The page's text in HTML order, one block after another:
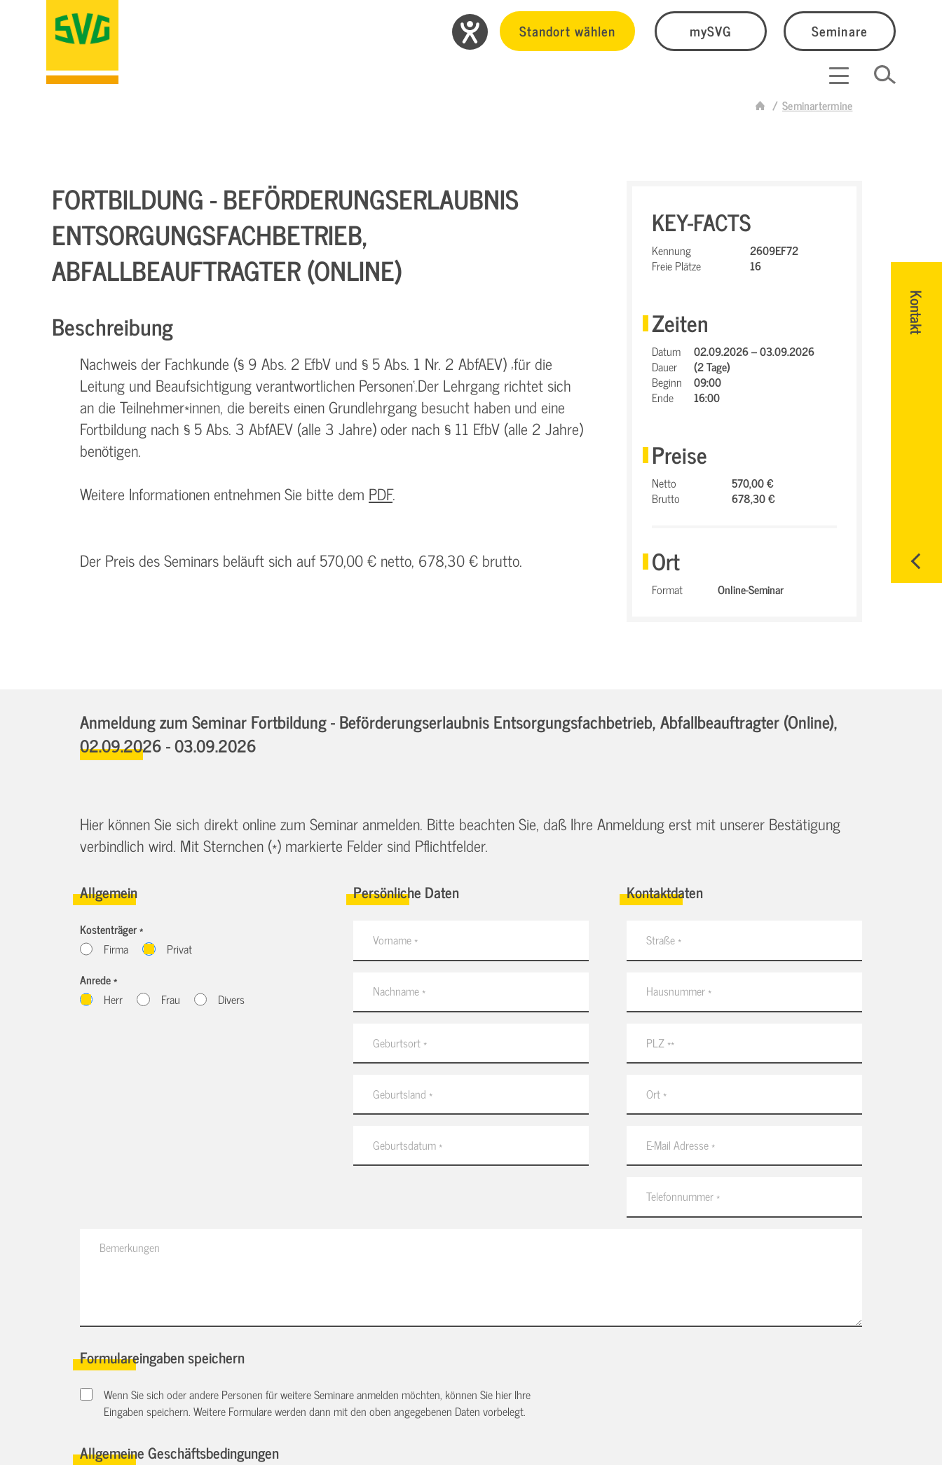
Standort wählen mySVG Seminare
Seminartermine
Kontakt
FORTBILDUNG - BEFÖRDERUNGSERLAUBNIS
ENTSORGUNGSFACHBETRIEB,
ABFALLBEAUFTRAGTER (ONLINE)
Beschreibung
Nachweis der Fachkunde (§ 9 Abs. 2 EfbV und § 5 Abs. 1 Nr. 2 AbfAEV) ‚für die
Leitung und Beaufsichtigung verantwortlichen Personen‘.Der Lehrgang richtet sich
an die Teilnehmer*innen, die bereits einen Grundlehrgang besucht haben und eine
Fortbildung nach § 5 Abs. 3 AbfAEV (alle 3 Jahre) oder nach § 11 EfbV (alle 2 Jahre)
benötigen.
Weitere Informationen entnehmen Sie bitte dem PDF.
Der Preis des Seminars beläuft sich auf 570,00 € netto, 678,30 € brutto.
KEY-FACTS
Kennung
2609EF72
Freie Plätze
16
Zeiten
Datum
02.09.2026 – 03.09.2026
Dauer
(2 Tage)
Beginn
09:00
Ende
16:00
Preise
Netto
570,00 €
Brutto
678,30 €
Ort
Format Online-Seminar
Anmeldung zum Seminar Fortbildung - Beförderungserlaubnis Entsorgungsfachbetrieb, Abfallbeauftragter (Online),
02.09.2026 - 03.09.2026
Hier können Sie sich direkt online zum Seminar anmelden. Bitte beachten Sie, daß Ihre Anmeldung erst mit unserer Bestätigung
verbindlich wird. Mit Sternchen (*) markierte Felder sind Pflichtfelder.
Allgemein
Kostenträger *
Firma
Privat
Anrede *
Herr
Frau Divers
Persönliche Daten Kontaktdaten
Formulareingaben speichern
Wenn Sie sich oder andere Personen für weitere Seminare anmelden möchten, können Sie hier Ihre
Eingaben speichern. Weitere Formulare werden dann mit den oben angegebenen Daten vorbelegt.
Allgemeine Geschäftsbedingungen